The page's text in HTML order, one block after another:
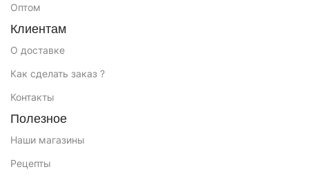
Оптом
Клиентам
О доставке
Как сделать заказ ?
Контакты
Полезное
Наши магазины
Рецепты